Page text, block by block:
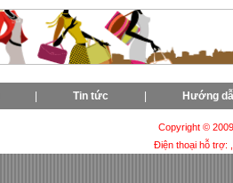
Tin tức Hướng
Copyright ©
Điện thoại hỗ trợ: